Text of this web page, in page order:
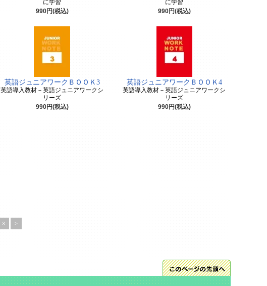
に学習
990円(税込)
に学習
990円(税込)
英語ジュニアワークＢＯＯＫ3
英語導入教材－英語ジュニアワークシ
リーズ
990円(税込)
英語ジュニアワークＢＯＯＫ4
英語導入教材－英語ジュニアワークシ
リーズ
990円(税込)
3 >